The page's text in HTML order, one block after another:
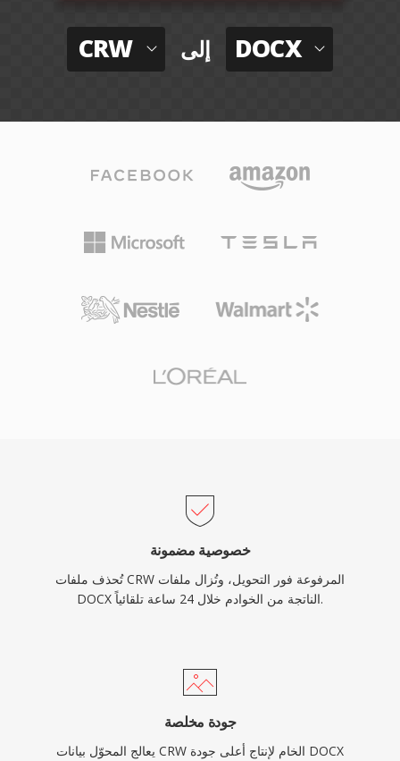
CRW إلى DOCX
خصوصية مضمونة
تُحذف ملفات CRW المرفوعة فور التحويل، وتُزال ملفات
DOCX الناتجة من الخوادم خلال 24 ساعة تلقائياً.
جودة مخلصة
يعالج المحوّل بيانات CRW الخام لإنتاج أعلى جودة DOCX